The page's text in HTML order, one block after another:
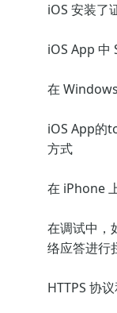
iOS 安装了
iOS App 中
在
iOS App的
方式
在 iPhone
在调试中，
络应答进行
HTTPS 协